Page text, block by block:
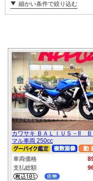
細かい条件で絞り込む
カワサキ ＢＡＬＩＵＳ－II
マル車両 250cc
車両価格
支払総額